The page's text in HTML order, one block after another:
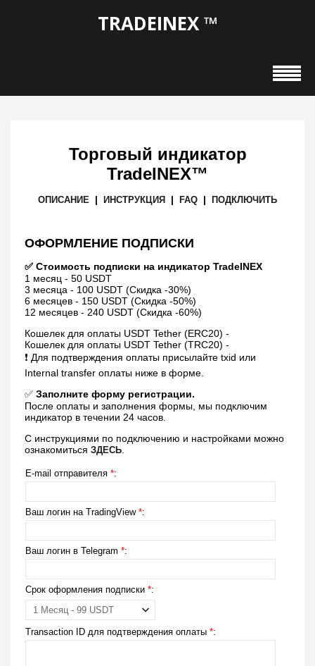
TRADEINEX ™
Торговый индикатор
TradeINEX™
ОПИСАНИЕ | ИНСТРУКЦИЯ | FAQ | ПОДКЛЮЧИТЬ
ОФОРМЛЕНИЕ ПОДПИСКИ
✅️️ Стоимость подписки на индикатор TradeINEX
1 месяц - 50 USDT
3 месяца - 100 USDT (Скидка -30%)
6 месяцев - 150 USDT (Скидка -50%)
12 месяцев - 240 USDT (Скидка -60%)
Кошелек для оплаты USDT Tether (ERC20) -
Кошелек для оплаты USDT Tether (TRC20) -
❗️ Для подтверждения оплаты присылайте txid или
Internal transfer оплаты ниже в форме.
✅️️ Заполните форму регистрации.
После оплаты и заполнения формы, мы подключим
индикатор в течении 24 часов.
С инструкциями по подключению и настройками можно
ознакомиться ЗДЕСЬ
E-mail отправителя *:
Ваш логин на TradingView *:
Ваш логин в Telegram *:
Срок оформления подписки *:
Transaction ID для подтверждения оплаты *: